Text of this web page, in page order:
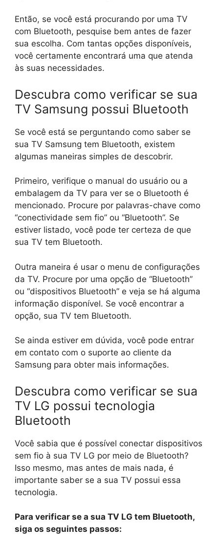
Então, se você está procurando por uma TV
com Bluetooth, pesquise bem antes de fazer
sua escolha. Com tantas opções disponíveis,
você certamente encontrará uma que atenda
às suas necessidades.
Descubra como verificar se sua
TV Samsung possui Bluetooth
Se você está se perguntando como saber se
sua TV Samsung tem Bluetooth, existem
algumas maneiras simples de descobrir.
Primeiro, verifique o manual do usuário ou a
embalagem da TV para ver se o Bluetooth é
mencionado. Procure por palavras-chave como
“conectividade sem fio” ou “Bluetooth”. Se
estiver listado, você pode ter certeza de que
sua TV tem Bluetooth.
Outra maneira é usar o menu de configurações
da TV. Procure por uma opção de “Bluetooth”
ou “dispositivos Bluetooth” e veja se há alguma
informação disponível. Se você encontrar a
opção, sua TV tem Bluetooth.
Se ainda estiver em dúvida, você pode entrar
em contato com o suporte ao cliente da
Samsung para obter mais informações.
Descubra como verificar se sua
TV LG possui tecnologia
Bluetooth
Você sabia que é possível conectar dispositivos
sem fio à sua TV LG por meio de Bluetooth?
Isso mesmo, mas antes de mais nada, é
importante saber se a sua TV possui essa
tecnologia.
Para verificar se a sua TV LG tem Bluetooth,
siga os seguintes passos: